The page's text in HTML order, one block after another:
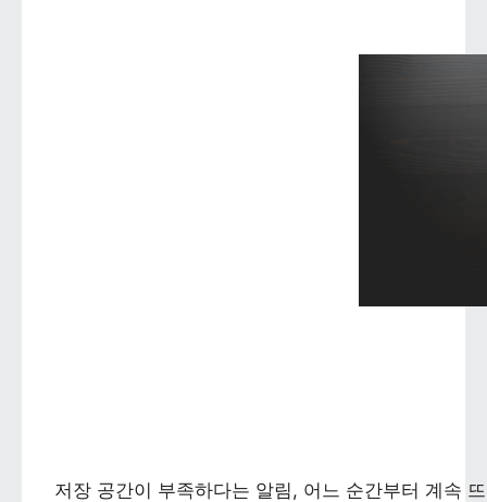
저장 공간이 부족하다는 알림, 어느 순간부터 계속